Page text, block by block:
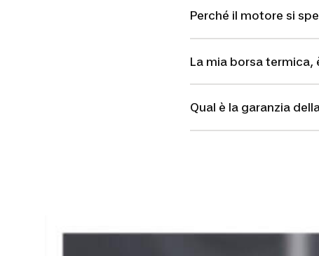
Perché il motore si
La mia borsa termica,
Qual è la garanzia